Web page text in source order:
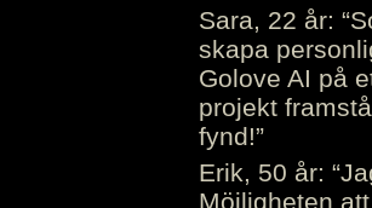
Sara, 22 år:
skapa
Golove AI på
projekt
fynd!”
Erik, 50 år:
Möjligheten